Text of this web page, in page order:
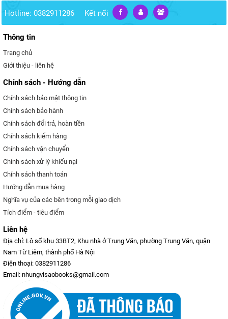
Hotline: 0382911286 Kết nối
Thông tin
Trang chủ
Giới thiệu - liên hệ
Chính sách - Hướng dẫn
Chính sách bảo mật thông tin
Chính sách bảo hành
Chính sách đổi trả, hoàn tiền
Chính sách kiểm hàng
Chính sách vận chuyển
Chính sách xử lý khiếu nại
Chính sách thanh toán
Hướng dẫn mua hàng
Nghĩa vụ của các bên trong mỗi giao dịch
Tích điểm - tiêu điểm
Liên hệ
Địa chỉ: Lô số khu 33BT2, Khu nhà ở Trung Văn, phường Trung Văn, quận
Nam Từ Liêm, thành phố Hà Nội
Điện thoại: 0382911286
Email: nhungvisaobooks@gmail.com